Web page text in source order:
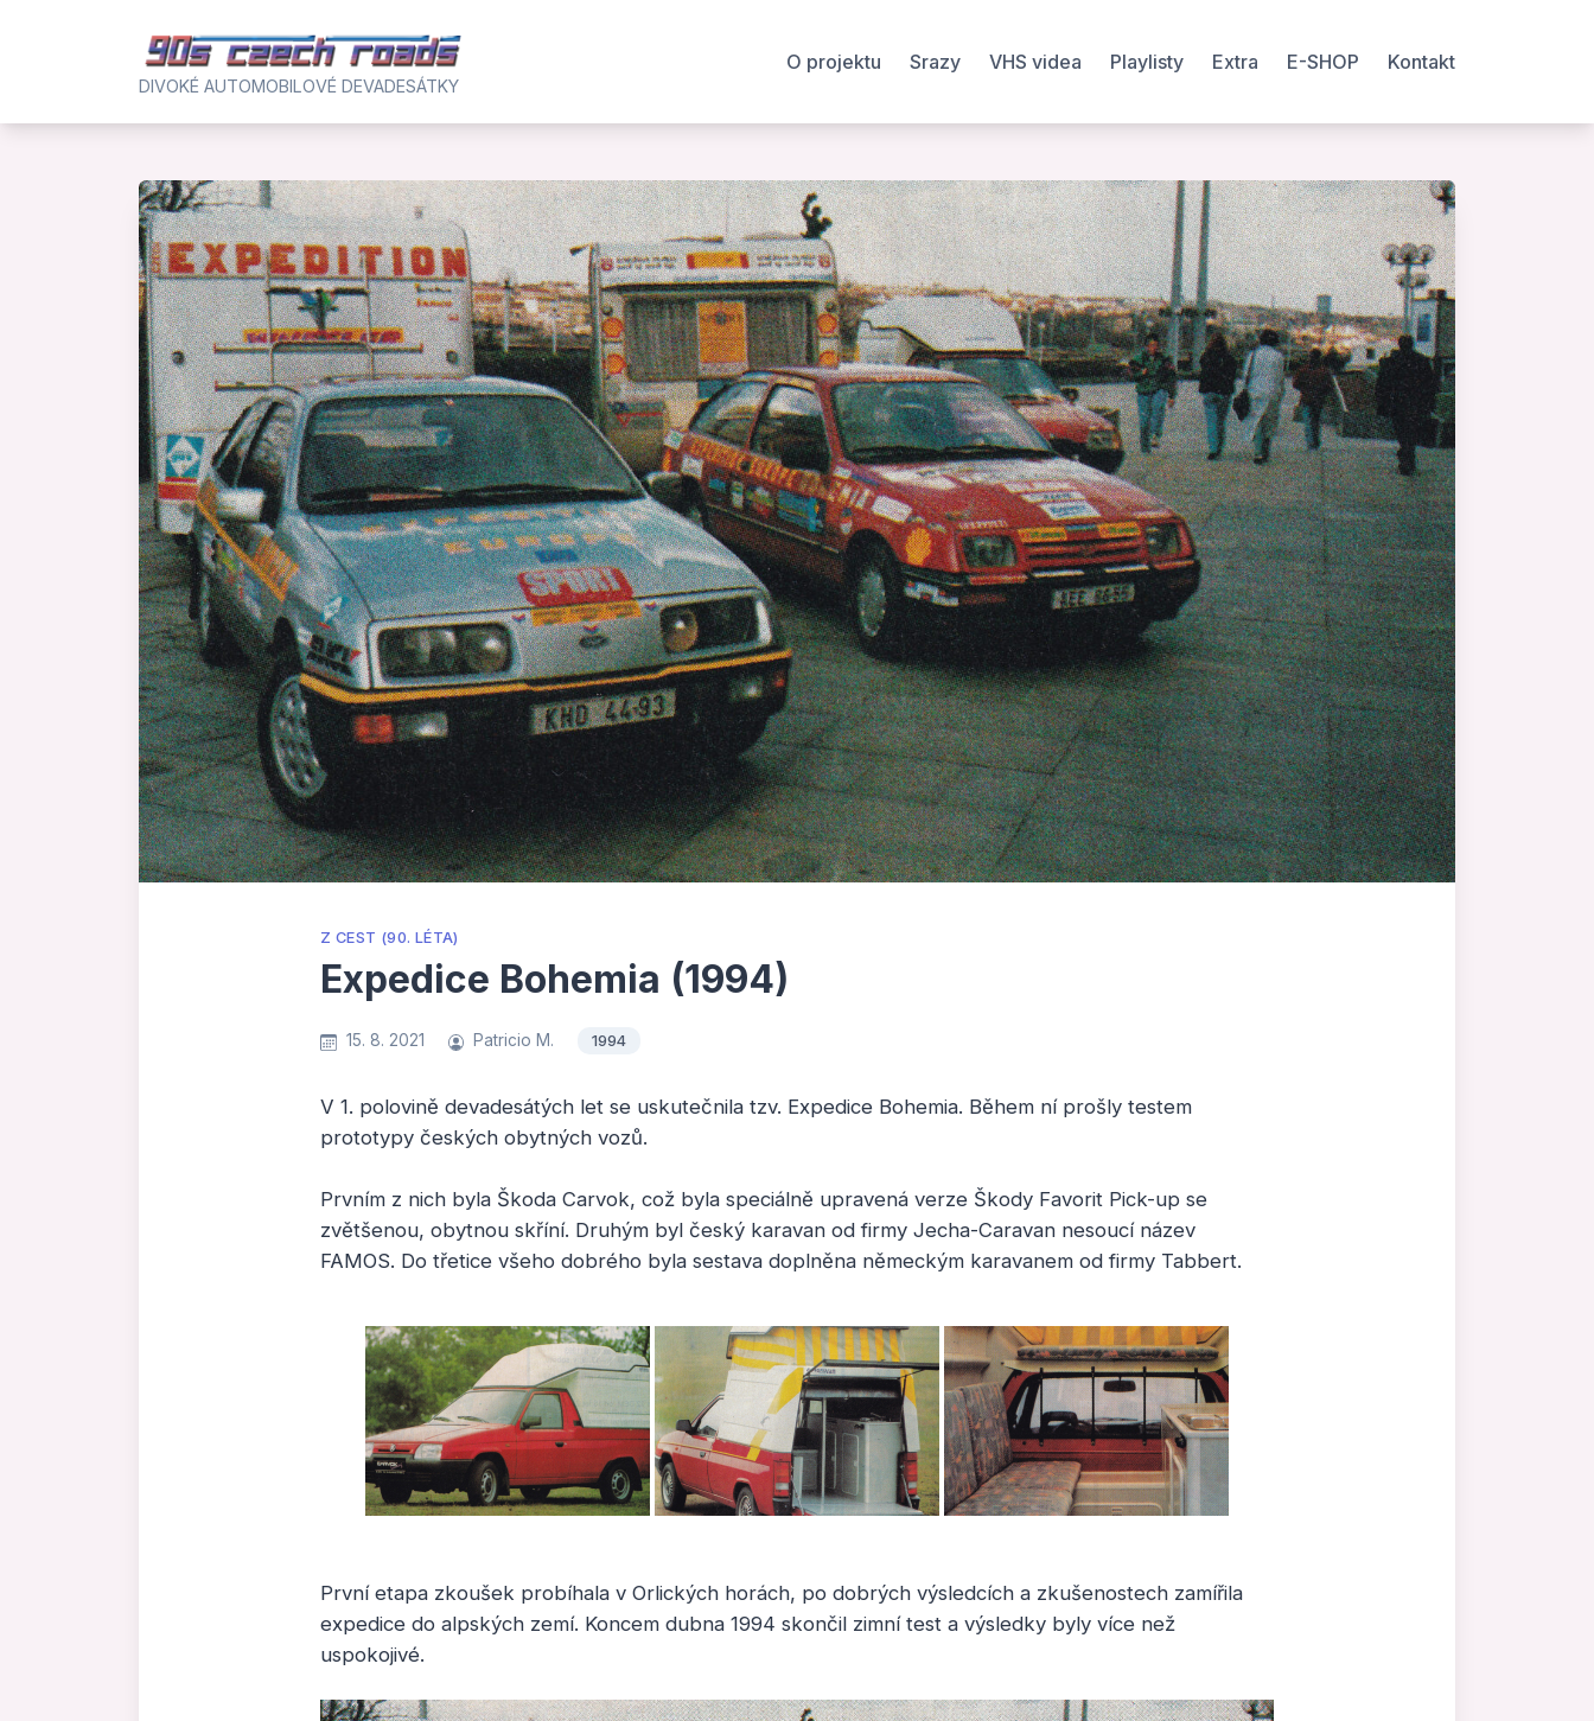
DIVOKÉ AUTOMOBILOVÉ DEVADESÁTKY
O projektu Srazy VHS videa Playlisty Extra E-SHOP Kontakt
Z CEST (90. LÉTA)
Expedice Bohemia (1994)
15. 8. 2021 Patricio M. 1994
V 1. polovině devadesátých let se uskutečnila tzv. Expedice Bohemia. Během ní prošly testem
prototypy českých obytných vozů.
Prvním z nich byla Škoda Carvok, což byla speciálně upravená verze Škody Favorit Pick-up se
zvětšenou, obytnou skříní. Druhým byl český karavan od firmy Jecha-Caravan nesoucí název
FAMOS. Do třetice všeho dobrého byla sestava doplněna německým karavanem od firmy Tabbert.
První etapa zkoušek probíhala v Orlických horách, po dobrých výsledcích a zkušenostech zamířila
expedice do alpských zemí. Koncem dubna 1994 skončil zimní test a výsledky byly více než
uspokojivé.